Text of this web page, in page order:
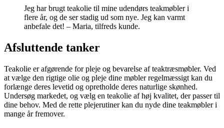
Jeg har brugt teakolie til mine udendørs teakmøbler i
flere år, og de ser stadig ud som nye. Jeg kan varmt
anbefale det! – Maria, tilfreds kunde.
Afsluttende tanker
Teakolie er afgørende for pleje og bevarelse af teaktræsmøbler. Ved
at vælge den rigtige olie og pleje dine møbler regelmæssigt kan du
forlænge deres levetid og opretholde deres naturlige skønhed.
Undersøg markedet, og vælg en teakolie af høj kvalitet, der passer til
dine behov. Med de rette plejerutiner kan du nyde dine teakmøbler i
mange år fremover.